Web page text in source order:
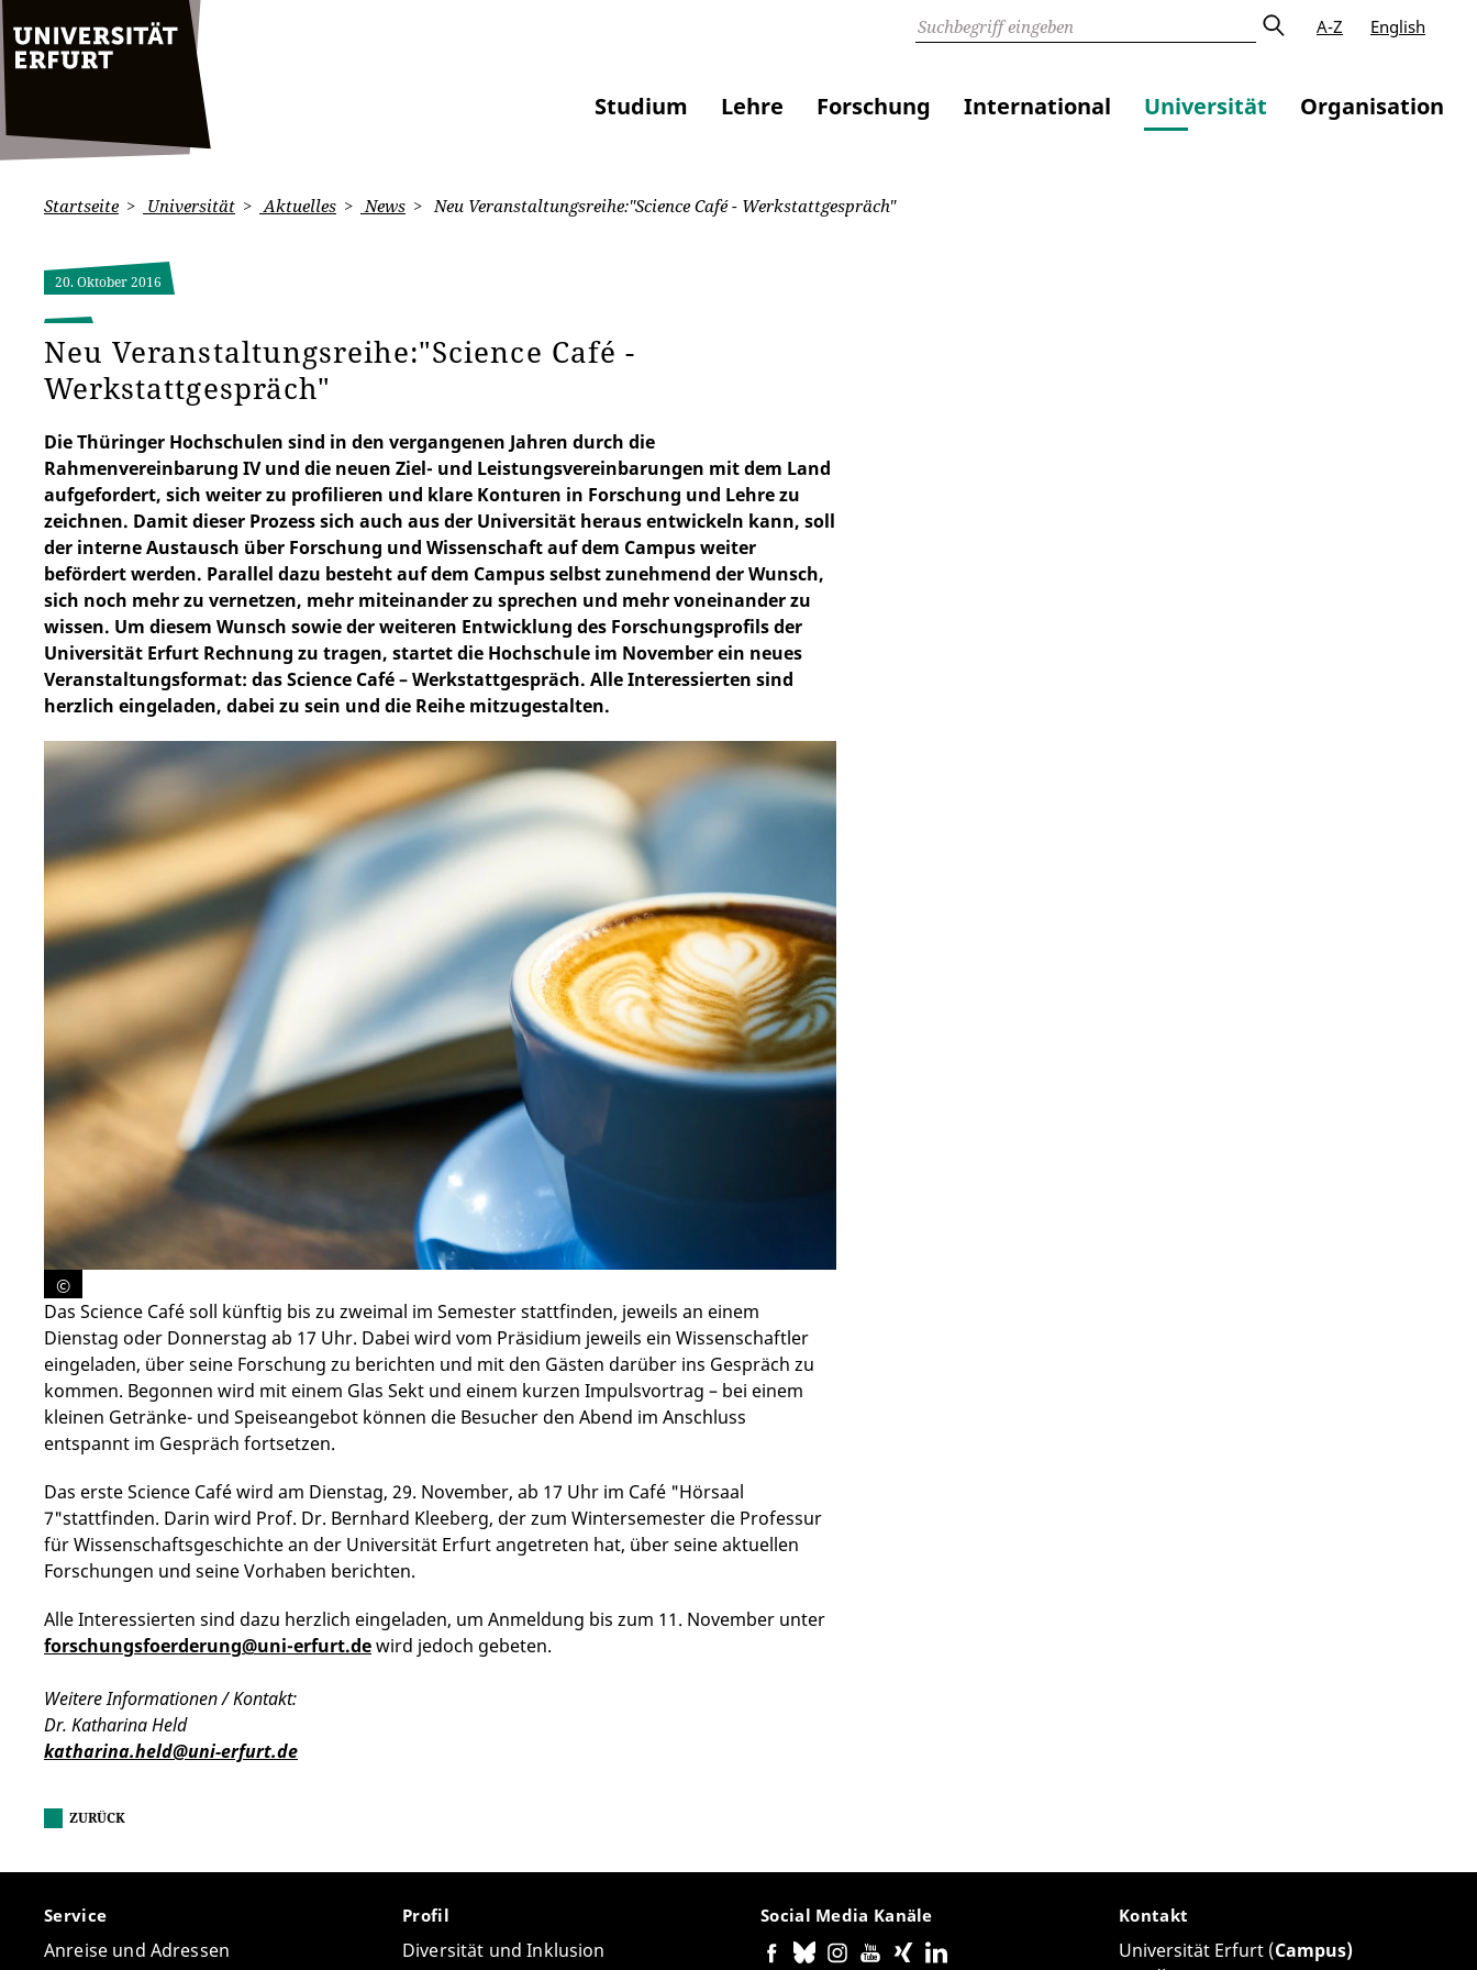
A-Z English
Studium Lehre Forschung International Universität Organisation
Startseite Universität Aktuelles News Neu Veranstaltungsreihe:"Science Café - Werkstattgespräch"
20. Oktober 2016
Neu Veranstaltungsreihe:"Science Café -
Werkstattgespräch"
Die Thüringer Hochschulen sind in den vergangenen Jahren durch die
Rahmenvereinbarung IV und die neuen Ziel- und Leistungsvereinbarungen mit dem Land
aufgefordert, sich weiter zu profilieren und klare Konturen in Forschung und Lehre zu
zeichnen. Damit dieser Prozess sich auch aus der Universität heraus entwickeln kann, soll
der interne Austausch über Forschung und Wissenschaft auf dem Campus weiter
befördert werden. Parallel dazu besteht auf dem Campus selbst zunehmend der Wunsch,
sich noch mehr zu vernetzen, mehr miteinander zu sprechen und mehr voneinander zu
wissen. Um diesem Wunsch sowie der weiteren Entwicklung des Forschungsprofils der
Universität Erfurt Rechnung zu tragen, startet die Hochschule im November ein neues
Veranstaltungsformat: das Science Café – Werkstattgespräch. Alle Interessierten sind
herzlich eingeladen, dabei zu sein und die Reihe mitzugestalten.
©
Das Science Café soll künftig bis zu zweimal im Semester stattfinden, jeweils an einem
Dienstag oder Donnerstag ab 17 Uhr. Dabei wird vom Präsidium jeweils ein Wissenschaftler
eingeladen, über seine Forschung zu berichten und mit den Gästen darüber ins Gespräch zu
kommen. Begonnen wird mit einem Glas Sekt und einem kurzen Impulsvortrag – bei einem
kleinen Getränke- und Speiseangebot können die Besucher den Abend im Anschluss
entspannt im Gespräch fortsetzen.
Das erste Science Café wird am Dienstag, 29. November, ab 17 Uhr im Café "Hörsaal
7"stattfinden. Darin wird Prof. Dr. Bernhard Kleeberg, der zum Wintersemester die Professur
für Wissenschaftsgeschichte an der Universität Erfurt angetreten hat, über seine aktuellen
Forschungen und seine Vorhaben berichten.
Alle Interessierten sind dazu herzlich eingeladen, um Anmeldung bis zum 11. November unter
forschungsfoerderung@uni-erfurt.dewird jedoch gebeten.
Weitere Informationen / Kontakt:
Dr. Katharina Held
katharina.held@uni-erfurt.de
ZURÜCK
Service
Anreise und Adressen
Profil
Diversität und Inklusion
Social Media Kanäle Kontakt
Universität Erfurt (Campus)